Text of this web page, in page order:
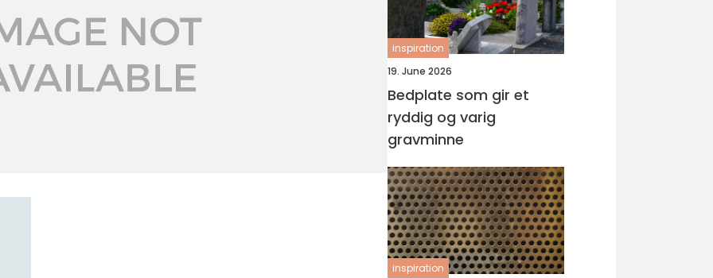
inspiration
19. June 2026
Bedplate som gir et
ryddig og varig
gravminne
inspiration